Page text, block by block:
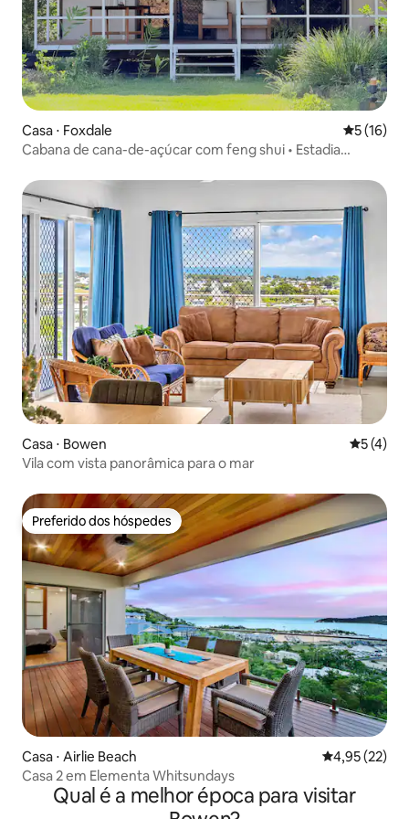
Casa ⋅ Foxdale 5 de uma
5 (16)
Cabana de cana-de-açúcar com feng shui • Estadia
Casa ⋅ Bowen 5 de
5 (4)
Vila com vista panorâmica para o mar
Preferido dos hóspedes
Preferido dos hóspedes
Casa ⋅ Airlie Beach 4,95 de uma
4,95 (22)
Casa 2 em Elementa Whitsundays
Qual é a melhor época para visitar